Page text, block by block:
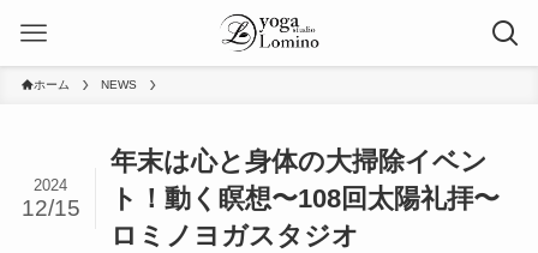
ホーム NEWS
年末は心と身体の大掃除イベン
ト！動く瞑想〜108回太陽礼拝〜
ロミノヨガスタジオ
2024
12/15